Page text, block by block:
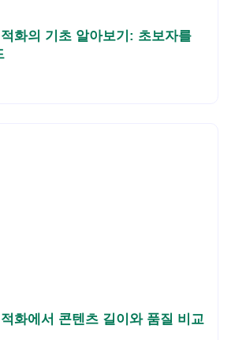
화의 기초 알아보기: 초보자를
화에서 콘텐츠 길이와 품질 비교